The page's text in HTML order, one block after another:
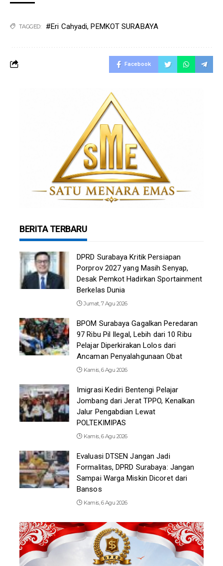
TAGGED: #Eri Cahyadi,PEMKOT SURABAYA
Facebook
BERITA TERBARU
DPRD Surabaya Kritik Persiapan
Porprov 2027 yang Masih Senyap,
Desak Pemkot Hadirkan Sportainment
Berkelas Dunia
Jumat, 7 Agu 2026
BPOM Surabaya Gagalkan Peredaran
97 Ribu Pil Ilegal, Lebih dari 10 Ribu
Pelajar Diperkirakan Lolos dari
Ancaman Penyalahgunaan Obat
Kamis, 6 Agu 2026
Imigrasi Kediri Bentengi Pelajar
Jombang dari Jerat TPPO, Kenalkan
Jalur Pengabdian Lewat
POLTEKIMIPAS
Kamis, 6 Agu 2026
Evaluasi DTSEN Jangan Jadi
Formalitas, DPRD Surabaya: Jangan
Sampai Warga Miskin Dicoret dari
Bansos
Kamis, 6 Agu 2026